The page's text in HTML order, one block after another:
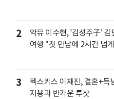
2
악뮤 이수현, '김성주子' 김
여행 "첫 만남에 2시간 넘
3
젝스키스 이재진, 결혼+득
지용과 반가운 투샷